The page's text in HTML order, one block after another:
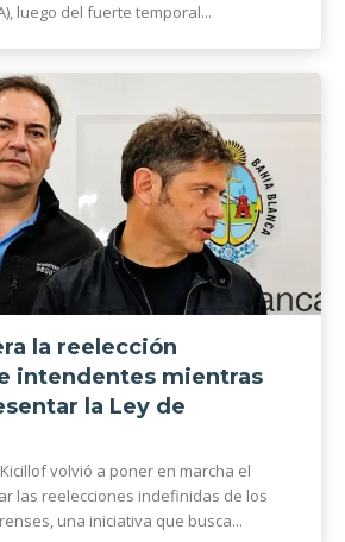
luego del fuerte temporal...
la reelección
intendentes mientras
la Ley de
volvió a poner en marcha el
las reelecciones indefinidas de los
una iniciativa que busca...